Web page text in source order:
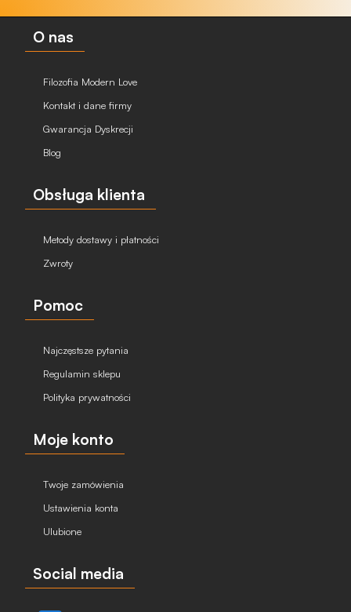
O nas
Filozofia Modern Love
Kontakt i dane firmy
Gwarancja Dyskrecji
Blog
Obsługa klienta
Metody dostawy i płatności
Zwroty
Pomoc
Najczęstsze pytania
Regulamin sklepu
Polityka prywatności
Moje konto
Twoje zamówienia
Ustawienia konta
Ulubione
Social media